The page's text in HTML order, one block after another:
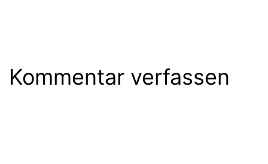
Kommentar verfassen